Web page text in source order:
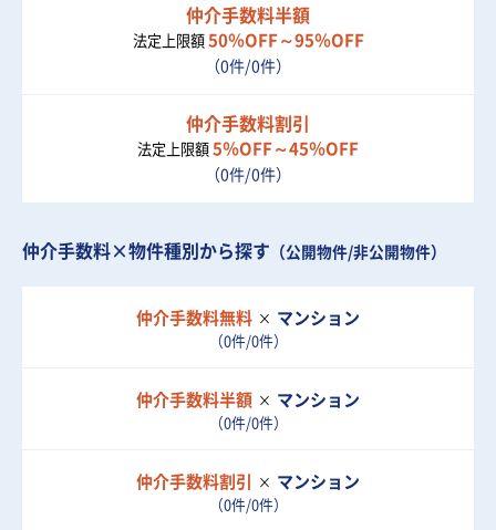
仲介手数料半額
法定上限額50％OFF～95％OFF
（0件/0件）
仲介手数料割引
法定上限額5％OFF～45％OFF
（0件/0件）
仲介手数料×物件種別から探す （公開物件/非公開物件）
仲介手数料無料 マンション
（0件/0件）
仲介手数料半額 マンション
（0件/0件）
仲介手数料割引 マンション
（0件/0件）